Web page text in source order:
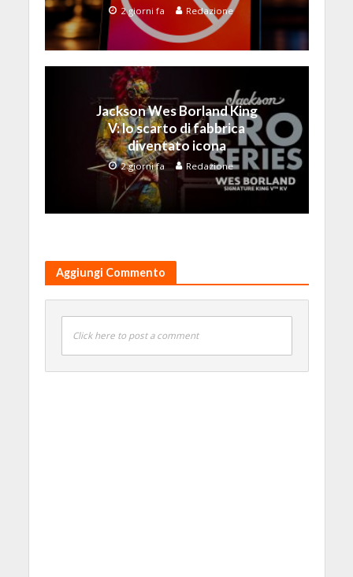
2 giorni fa Redazione
Jackson Wes Borland King
V: lo scarto di fabbrica
diventato icona
2 giorni fa Redazione
Aggiungi Commento
Click here to post a comment